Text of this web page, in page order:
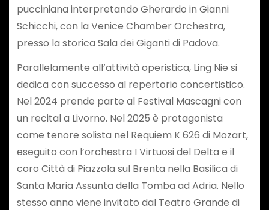
pucciniana interpretando Gherardo in Gianni
Schicchi, con la Venice Chamber Orchestra,
presso la storica Sala dei Giganti di Padova.
Parallelamente all’attività operistica, Ling Nie si
dedica con successo al repertorio concertistico.
Nel 2024 prende parte al Festival Mascagni con
un recital a Livorno. Nel 2025 è protagonista
come tenore solista nel Requiem K 626 di Mozart,
eseguito con l’orchestra I Virtuosi del Delta e il
coro Città di Piazzola sul Brenta nella Basilica di
Santa Maria Assunta della Tomba ad Adria. Nello
stesso anno viene invitato dal Teatro Grande di